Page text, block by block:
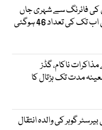
کی فائرنگ سے شہری جاں
کی تعداد 46 ہوگئی
ناکام، گڈز
مدت تک ہڑتال کا
گوہر کی والدہ انتقال